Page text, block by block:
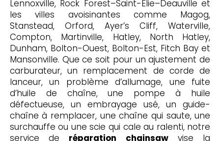
Lennoxville, Rock Forest–Saint-Élie–Deauville et
les villes avoisinantes comme Magog,
Stanstead, Orford, Ayer’s Cliff, Waterville,
Compton, Martinville, Hatley, North Hatley,
Dunham, Bolton-Ouest, Bolton-Est, Fitch Bay et
Mansonville. Que ce soit pour un ajustement de
carburateur, un remplacement de corde de
lanceur, un problème d’allumage, une fuite
d’huile de chaîne, une pompe à huile
défectueuse, un embrayage usé, un guide-
chaîne à remplacer, une chaîne qui saute, une
surchauffe ou une scie qui cale au ralenti, notre
service de réparation chainsawvise la